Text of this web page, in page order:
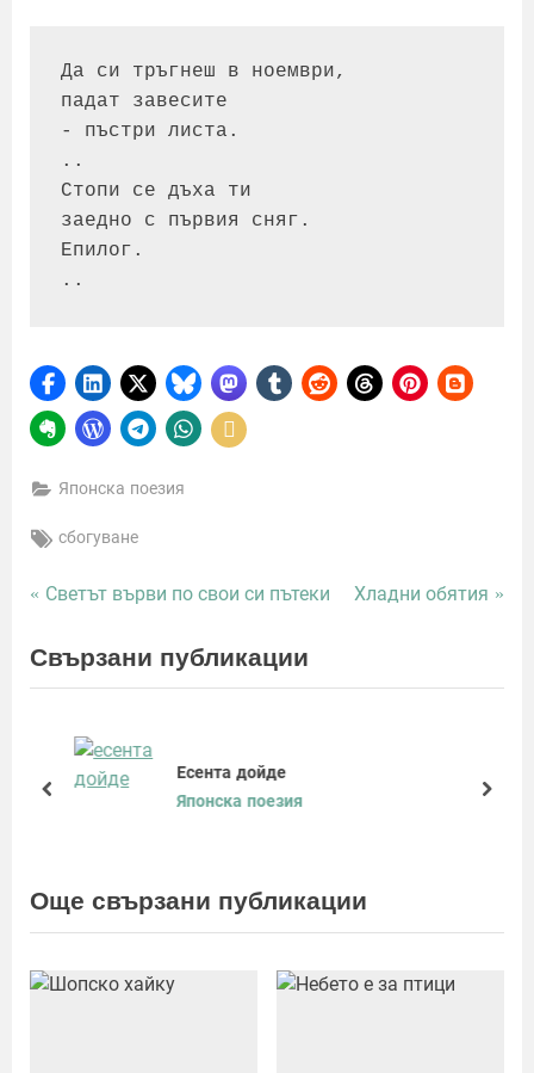
Да си тръгнеш в ноември,
падат завесите
- пъстри листа.
..
Стопи се дъха ти
заедно с първия сняг.
Епилог.
..
Японска поезия
Tags:
сбогуване
Навигация
P
e
s
t
:
Светът върви по свои си пътеки
N
Хладни обятия
Свързани публикации
Есента дойде
Японска поезия
prev next
Още свързани публикации